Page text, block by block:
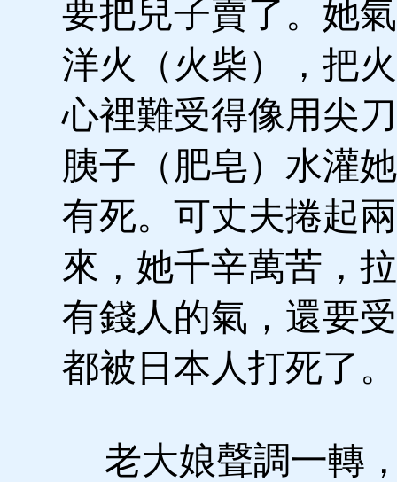
要把兒子賣了。她
洋火（火柴），把
心裡難受得像用尖
胰子（肥皂）水灌
有死。可丈夫捲起
來，她千辛萬苦，
有錢人的氣，還要
都被日本人打死了。
老大娘聲調一轉